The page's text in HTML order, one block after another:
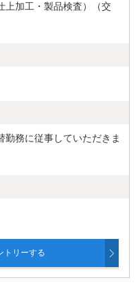
り）
上加工・製品検査）（交
務に従事していただきま